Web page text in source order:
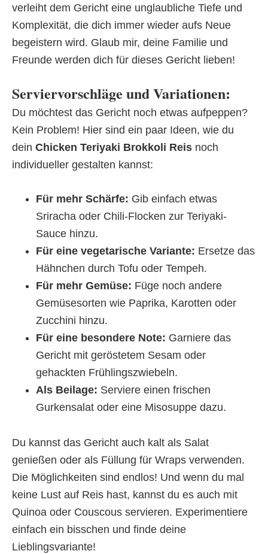
verleiht dem Gericht eine unglaubliche Tiefe und
Komplexität, die dich immer wieder aufs Neue
begeistern wird. Glaub mir, deine Familie und
Freunde werden dich für dieses Gericht lieben!
Serviervorschläge und Variationen:
Du möchtest das Gericht noch etwas aufpeppen?
Kein Problem! Hier sind ein paar Ideen, wie du
dein Chicken Teriyaki Brokkoli Reis noch
individueller gestalten kannst:
Für mehr Schärfe: Gib einfach etwas
Sriracha oder Chili-Flocken zur Teriyaki-
Sauce hinzu.
Für eine vegetarische Variante: Ersetze das
Hähnchen durch Tofu oder Tempeh.
Für mehr Gemüse: Füge noch andere
Gemüsesorten wie Paprika, Karotten oder
Zucchini hinzu.
Für eine besondere Note: Garniere das
Gericht mit geröstetem Sesam oder
gehackten Frühlingszwiebeln.
Als Beilage: Serviere einen frischen
Gurkensalat oder eine Misosuppe dazu.
Du kannst das Gericht auch kalt als Salat
genießen oder als Füllung für Wraps verwenden.
Die Möglichkeiten sind endlos! Und wenn du mal
keine Lust auf Reis hast, kannst du es auch mit
Quinoa oder Couscous servieren. Experimentiere
einfach ein bisschen und finde deine
Lieblingsvariante!